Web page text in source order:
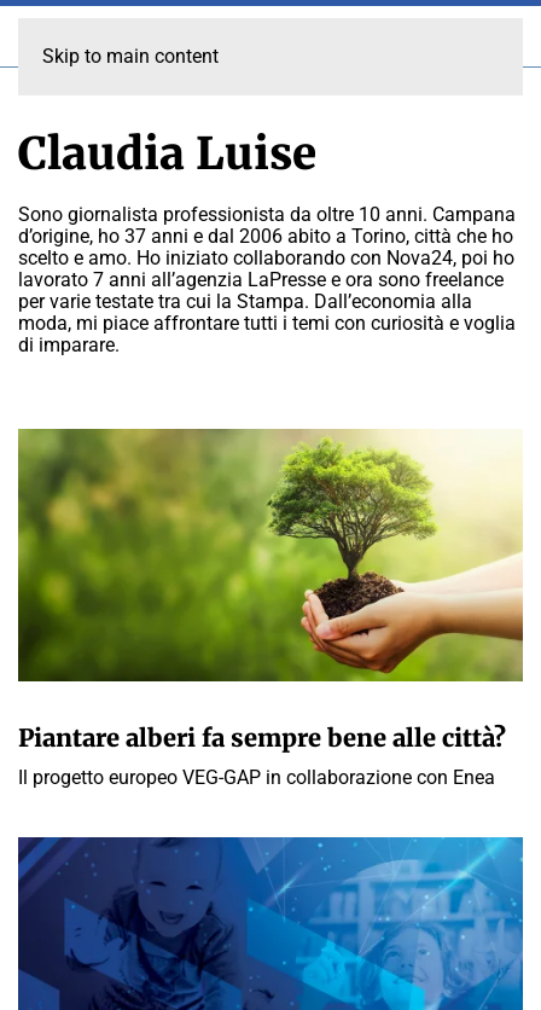
Skip to main content
Claudia Luise
Sono giornalista professionista da oltre 10 anni. Campana
d’origine, ho 37 anni e dal 2006 abito a Torino, città che ho
scelto e amo. Ho iniziato collaborando con Nova24, poi ho
lavorato 7 anni all’agenzia LaPresse e ora sono freelance
per varie testate tra cui la Stampa. Dall’economia alla
moda, mi piace affrontare tutti i temi con curiosità e voglia
di imparare.
Piantare alberi fa sempre bene alle città?
Il progetto europeo VEG-GAP in collaborazione con Enea